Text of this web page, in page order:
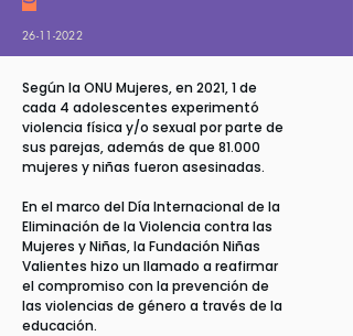
26-11-2022
Según la ONU Mujeres, en 2021, 1 de
cada 4 adolescentes experimentó
violencia física y/o sexual por parte de
sus parejas, además de que 81.000
mujeres y niñas fueron asesinadas.
En el marco del Día Internacional de la
Eliminación de la Violencia contra las
Mujeres y Niñas, la Fundación Niñas
Valientes hizo un llamado a reafirmar
el compromiso con la prevención de
las violencias de género a través de la
educación.